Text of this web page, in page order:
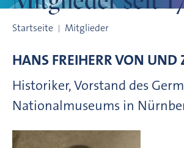
Startseite Mitglieder
HANS FREIHERR VON UND
Historiker, Vorstand des
Nationalmuseums in